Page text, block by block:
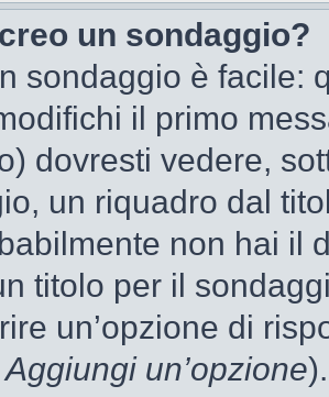
un sondaggio?
sondaggio è facile:
il primo
dovresti vedere,
un riquadro dal
non hai il
titolo per il
un’opzione di
Aggiungi un’opzione